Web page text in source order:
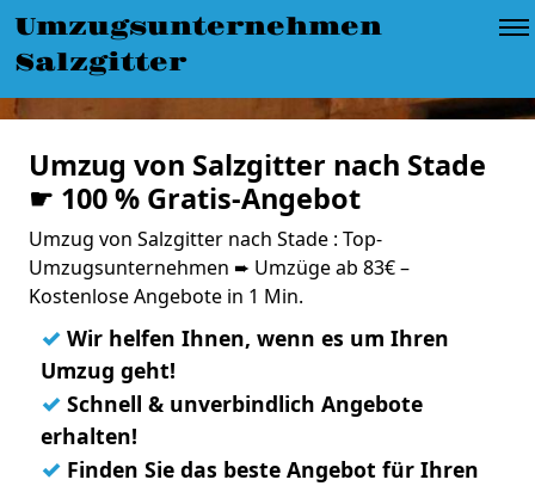
Umzugsunternehmen
Salzgitter
Umzug von Salzgitter nach Stade
☛ 100 % Gratis-Angebot
Umzug von Salzgitter nach Stade : Top-
Umzugsunternehmen ➨ Umzüge ab 83€ –
Kostenlose Angebote in 1 Min.
✓ Wir helfen Ihnen, wenn es um Ihren
Umzug geht!
✓ Schnell & unverbindlich Angebote
erhalten!
✓ Finden Sie das beste Angebot für Ihren